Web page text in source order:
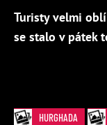
Turisty velmi
se stalo v pátek
HURGHADA